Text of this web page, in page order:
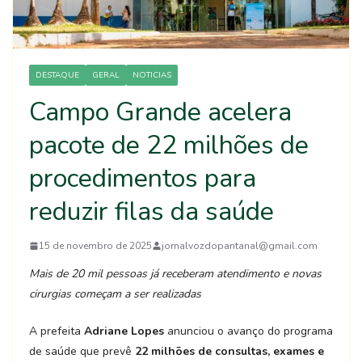
DESTAQUE GERAL NOTICIAS
Campo Grande acelera
pacote de 22 milhões de
procedimentos para
reduzir filas da saúde
15 de novembro de 2025 jornalvozdopantanal@gmail.com
Mais de 20 mil pessoas já receberam atendimento e novas
cirurgias começam a ser realizadas
A prefeita Adriane Lopes anunciou o avanço do programa
de saúde que prevê 22 milhões de consultas, exames e